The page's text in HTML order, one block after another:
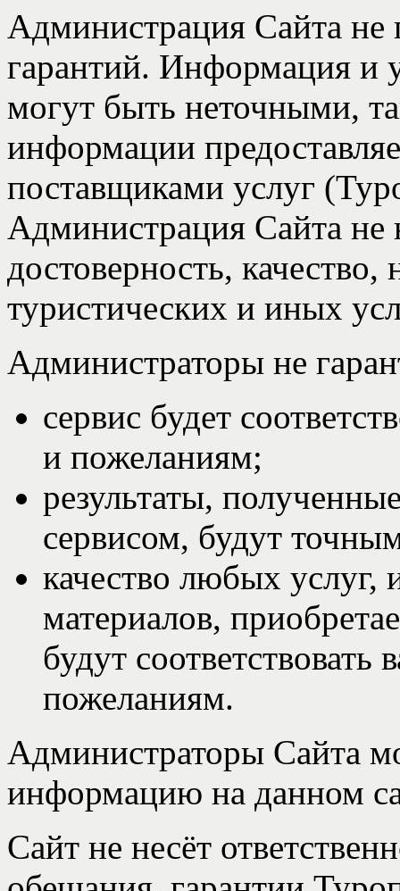
Администрация Сайта не
гарантий. Информация и
могут быть неточными,
информации
поставщиками услуг
Администрация Сайта не
достоверность,
туристических и иных
Администраторы не
сервис будет
и пожеланиям;
результаты,
сервисом, будут
качество любых
материалов,
будут
пожеланиям.
Администраторы Сайта
информацию на данном
Сайт не несёт